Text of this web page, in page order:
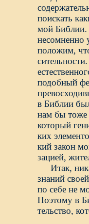
поискать
мой Библии.
несомненно
положим,
подобный
в Библии
нам бы тоже
который
ких
кий закон
зацией,
Итак,
знаний
по себе не
Поэтому в
тельство,